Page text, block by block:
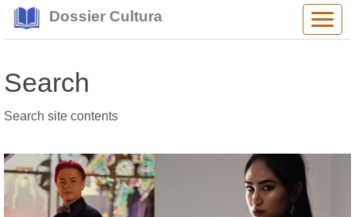
Dossier Cultura
Search
Search site contents